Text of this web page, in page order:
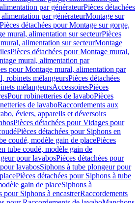
par générateurPièces détachées
par générateurMontage sur
Pièces détachées pour Montage sur gorge,
mural, alimentation sur secteurPièces
alimentation sur secteurMontage
Pièces détachées pour Montage mural,
mural, alimentation par
pour Montage mural, alimentation par
robinets mélangeursPièces détachées
mélangeursAccessoiresPièces
Pour robinetteries de lavaboPièces
de lavaboRaccordements aux
éviers, appareils et déversoirs
Pièces détachées pour Vidages pour
Pièces détachées pour Siphons en
coudé, modèle gain de placePièces
tube coudé, modèle gain de
pour lavabosPièces détachées pour
lavabosSiphons à tube plongeur pour
Pièces détachées pour Siphons à tube
gain de placeSiphons à
pour Siphons à encastrerRaccordements